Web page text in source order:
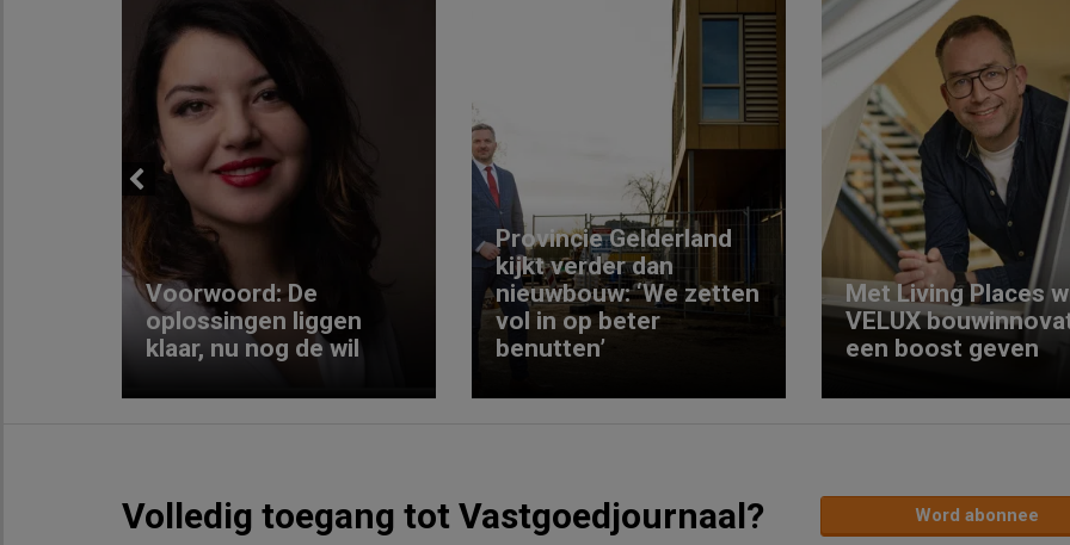
Previous
Voorwoord: De
oplossingen liggen
klaar, nu nog de wil
Provincie Gelderland
kijkt verder dan
nieuwbouw: ‘We zetten
vol in op beter
benutten’
Met Living Places
VELUX
een boost geven
Volledig toegang tot Vastgoedjournaal? Word abonnee